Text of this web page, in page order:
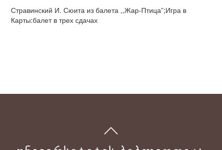
Стравинский И. Сюита из балета ,,Жар-Птица”;Игра в
Карты:балет в трех сдачах